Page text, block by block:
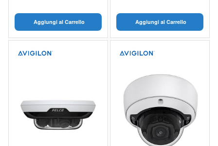
Aggiungi al Carrello Aggiungi al Carrello